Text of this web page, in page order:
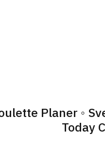
Planer ◦
Today